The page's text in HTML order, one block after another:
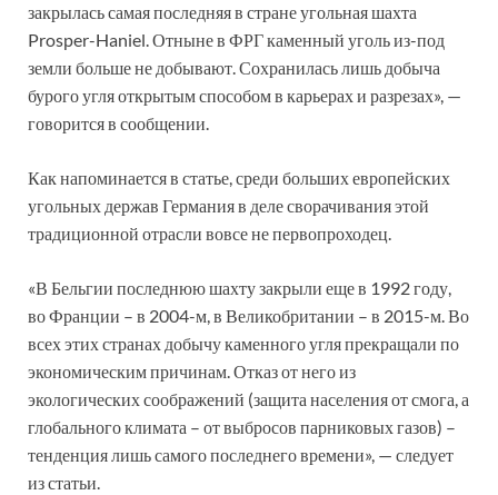
закрылась самая последняя в стране угольная шахта
Prosper-Haniel. Отныне в ФРГ каменный уголь из-под
земли больше не добывают. Сохранилась лишь добыча
бурого угля открытым способом в карьерах и разрезах», —
говорится в сообщении.
Как напоминается в статье, среди больших европейских
угольных держав Германия в деле сворачивания этой
традиционной отрасли вовсе не первопроходец.
«В Бельгии последнюю шахту закрыли еще в 1992 году,
во Франции – в 2004-м, в Великобритании – в 2015-м. Во
всех этих странах добычу каменного угля прекращали по
экономическим причинам. Отказ от него из
экологических соображений (защита населения от смога, а
глобального климата – от выбросов парниковых газов) –
тенденция лишь самого последнего времени», — следует
из статьи.